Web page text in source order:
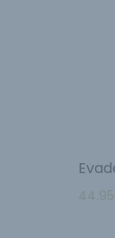
44.95